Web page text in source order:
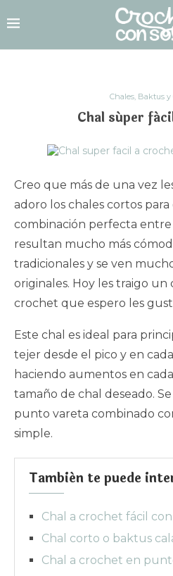
Chales, Baktus
Chal súper
Creo que más de una vez
adoro los chales cortos
combinación perfecta entre
resultan mucho más
tradicionales y se ven
originales. Hoy les traigo un
crochet que espero les
Este chal es ideal para
tejer desde el pico y en
haciendo aumentos en
tamaño de chal deseado.
punto vareta combinado
simple.
También te puede
Chal a crochet fácil
Chal corto o baktus
Chal a crochet en